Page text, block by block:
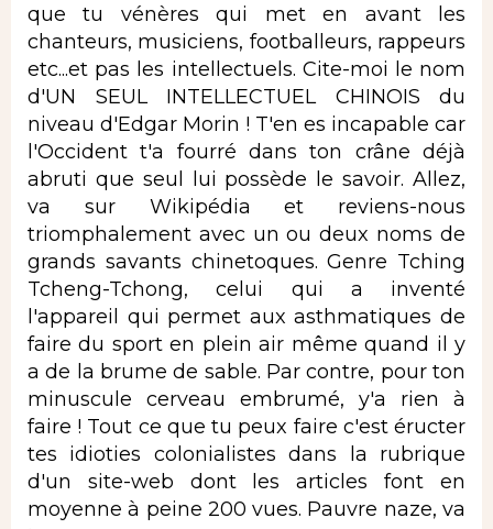
que tu vénères qui met en avant les
chanteurs, musiciens, footballeurs, rappeurs
etc...et pas les intellectuels. Cite-moi le nom
d'UN SEUL INTELLECTUEL CHINOIS du
niveau d'Edgar Morin ! T'en es incapable car
l'Occident t'a fourré dans ton crâne déjà
abruti que seul lui possède le savoir. Allez,
va sur Wikipédia et reviens-nous
triomphalement avec un ou deux noms de
grands savants chinetoques. Genre Tching
Tcheng-Tchong, celui qui a inventé
l'appareil qui permet aux asthmatiques de
faire du sport en plein air même quand il y
a de la brume de sable. Par contre, pour ton
minuscule cerveau embrumé, y'a rien à
faire ! Tout ce que tu peux faire c'est éructer
tes idioties colonialistes dans la rubrique
d'un site-web dont les articles font en
moyenne à peine 200 vues. Pauvre naze, va